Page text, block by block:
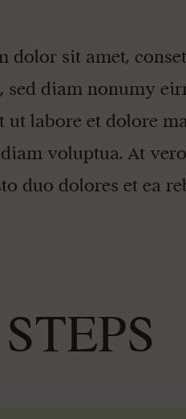
dolor sit amet,
sed diam nonumy
labore et dolore
voluptua. At
duo dolores et ea